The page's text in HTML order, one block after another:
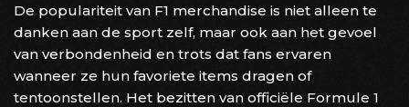
De populariteit van F1 merchandise is niet alleen te
danken aan de sport zelf, maar ook aan het gevoel
van verbondenheid en trots dat fans ervaren
wanneer ze hun favoriete items dragen of
tentoonstellen. Het bezitten van officiële Formule 1